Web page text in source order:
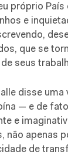
próprio
e
que se
seus
disse uma
— e de
e
não apenas
de